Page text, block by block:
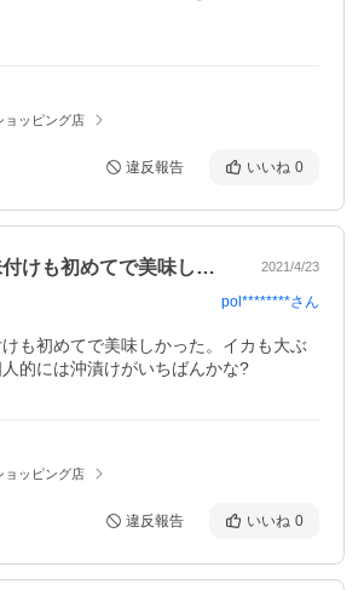
ョッピング店
違反報告 いいね 0
このタイプの味付けも初めてで美味しかっ… 2021/4/23
pol********さん
も初めてで美味しかった。イカも大ぶ
的には沖漬けがいちばんかな?
ョッピング店
違反報告 いいね 0